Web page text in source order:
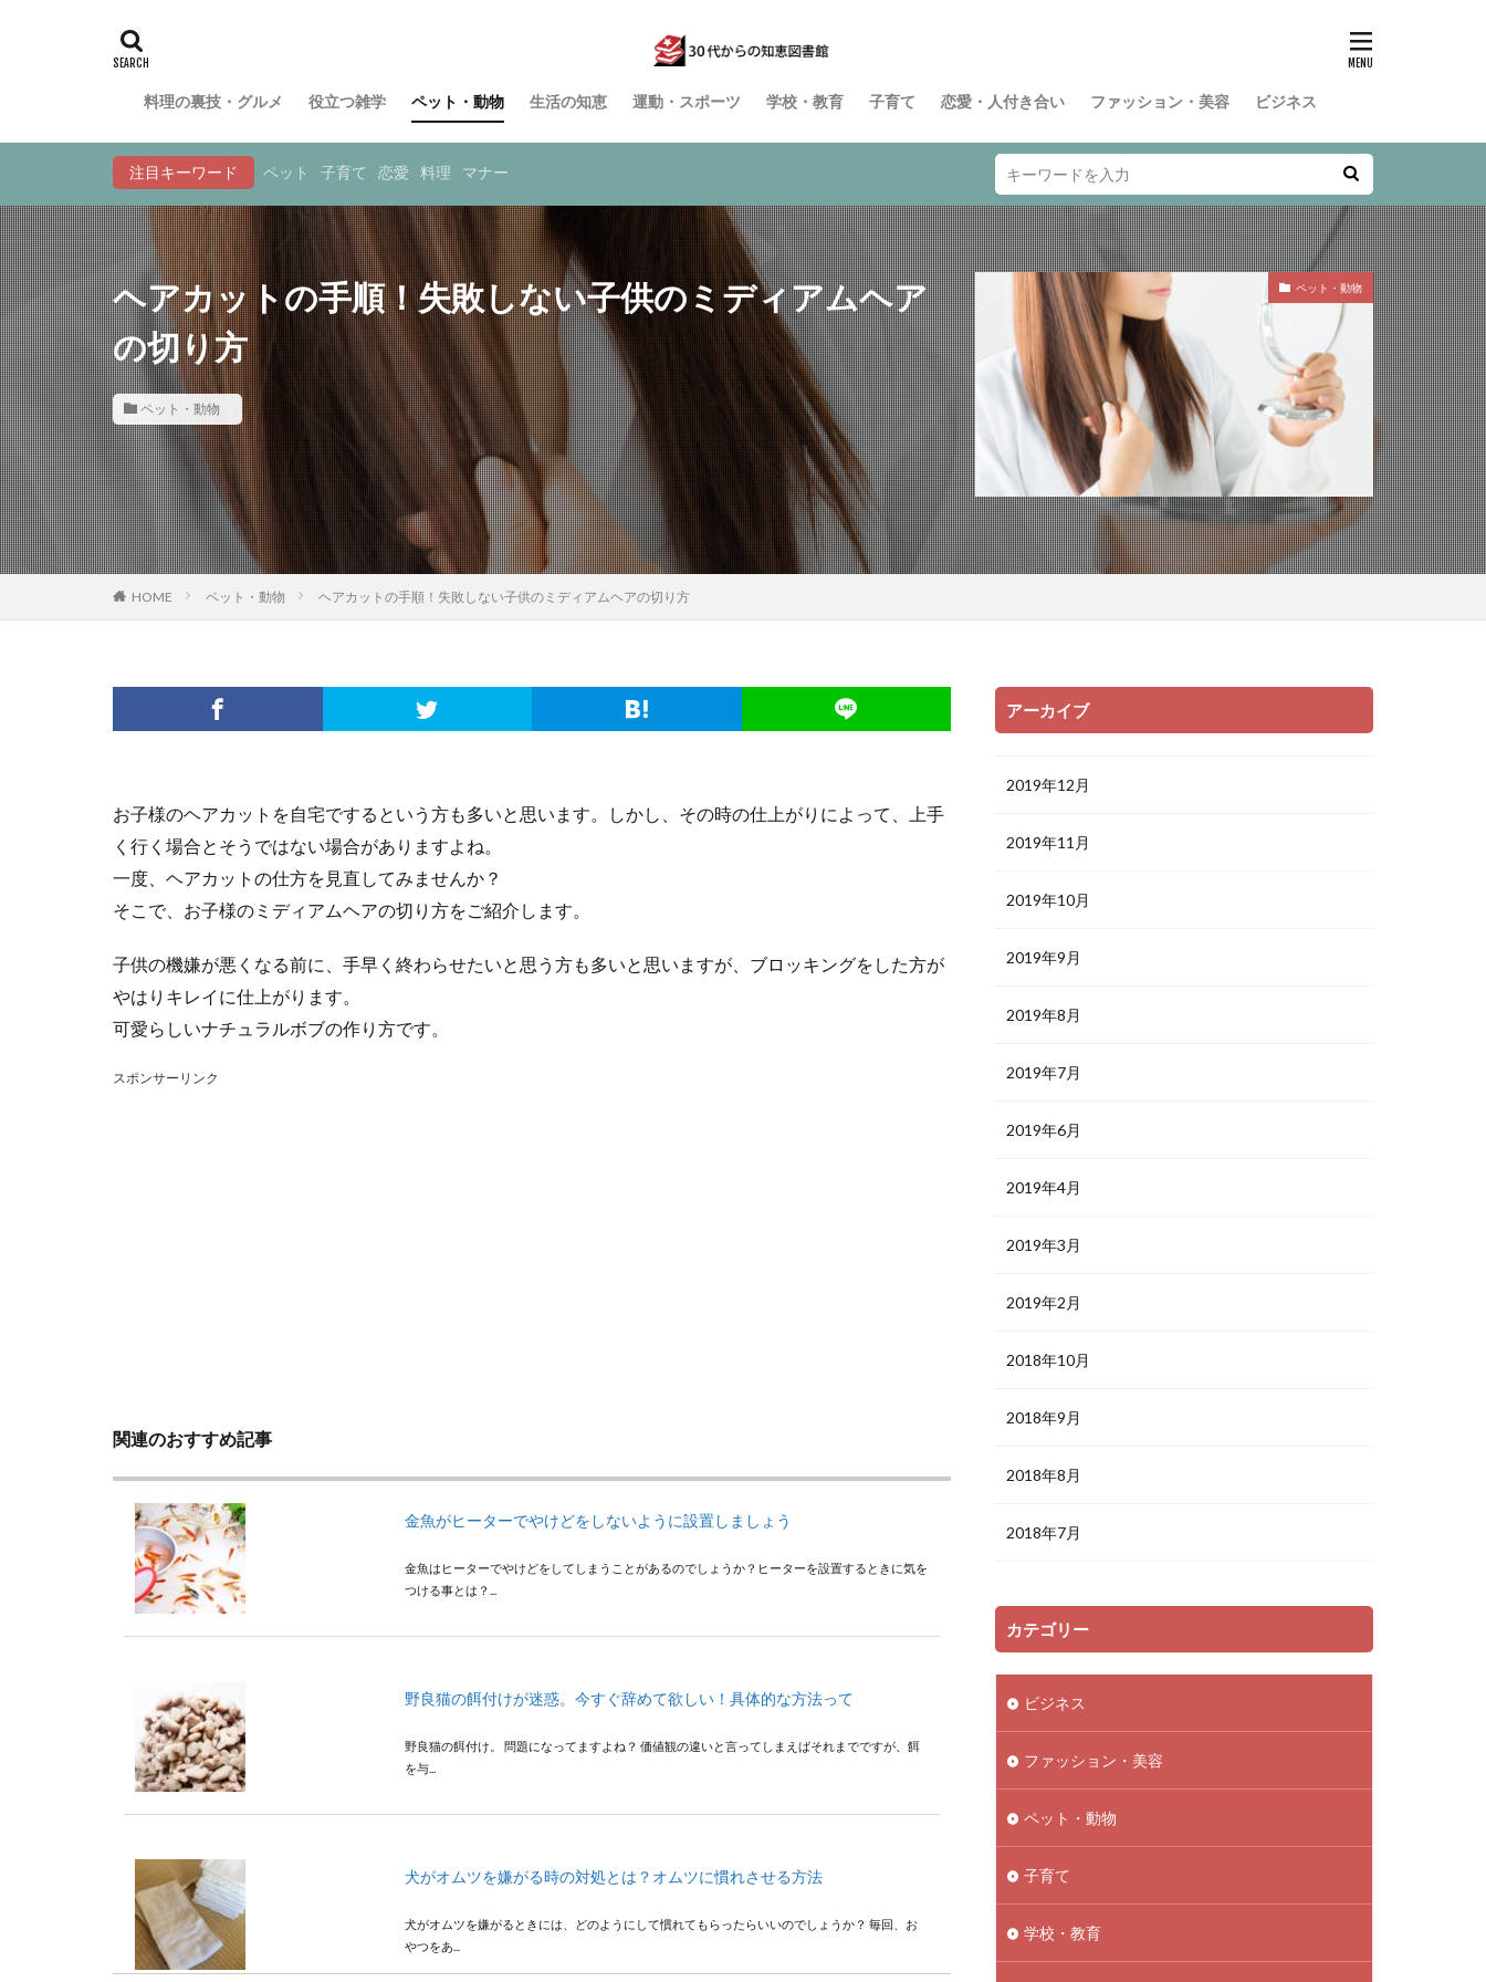
料理の裏技・グルメ 役立つ雑学 ペット・動物 生活の知恵 運動・スポーツ 学校・教育 子育て 恋愛・人付き合い ファッション・美容 ビジネス
注目キーワード ペット 子育て 恋愛 料理 マナー
ヘアカットの手順！失敗しない子供のミディアムヘア
の切り方
ペット・動物
ペット・動物
HOME ペット・動物 ヘアカットの手順！失敗しない子供のミディアムヘアの切り方
お子様のヘアカットを自宅でするという方も多いと思います。しかし、その時の仕上がりによって、上手
く行く場合とそうではない場合がありますよね。
一度、ヘアカットの仕方を見直してみませんか？
そこで、お子様のミディアムヘアの切り方をご紹介します。
子供の機嫌が悪くなる前に、手早く終わらせたいと思う方も多いと思いますが、ブロッキングをした方が
やはりキレイに仕上がります。
可愛らしいナチュラルボブの作り方です。
スポンサーリンク
関連のおすすめ記事
金魚がヒーターでやけどをしないように設置しましょう
金魚はヒーターでやけどをしてしまうことがあるのでしょうか？ヒーターを設置するときに気を
つける事とは？...
野良猫の餌付けが迷惑。今すぐ辞めて欲しい！具体的な方法って
野良猫の餌付け。 問題になってますよね？ 価値観の違いと言ってしまえばそれまでですが、餌
を与...
犬がオムツを嫌がる時の対処とは？オムツに慣れさせる方法
犬がオムツを嫌がるときには、どのようにして慣れてもらったらいいのでしょうか？ 毎回、お
やつをあ...
アーカイブ
2019年12月
2019年11月
2019年10月
2019年9月
2019年8月
2019年7月
2019年6月
2019年4月
2019年3月
2019年2月
2018年10月
2018年9月
2018年8月
2018年7月
カテゴリー
ビジネス
ファッション・美容
ペット・動物
子育て
学校・教育